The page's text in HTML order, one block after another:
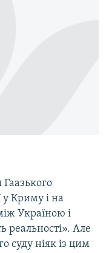
у Криму і на
Україною і
реальності». Але
суду ніяк із цим